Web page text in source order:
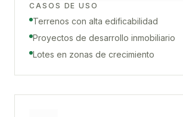
CASOS DE USO
Terrenos con alta edificabilidad
Proyectos de desarrollo inmobiliario
Lotes en zonas de crecimiento